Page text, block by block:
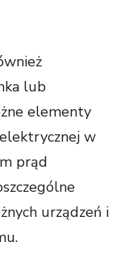
lub
elementy
w
prąd
urządzeń i